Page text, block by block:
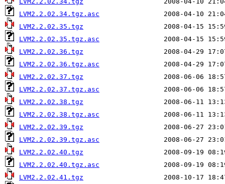
LVM2.2.02.34.tgz.asc
LVM2.2.02.35.tgz
LVM2.2.02.35.tgz.asc
LVM2.2.02.36.tgz
LVM2.2.02.36.tgz.asc
LVM2.2.02.37.tgz
LVM2.2.02.37.tgz.asc
LVM2.2.02.38.tgz
LVM2.2.02.38.tgz.asc
LVM2.2.02.39.tgz
LVM2.2.02.39.tgz.asc
LVM2.2.02.40.tgz
LVM2.2.02.40.tgz.asc
LVM2.2.02.41.tgz